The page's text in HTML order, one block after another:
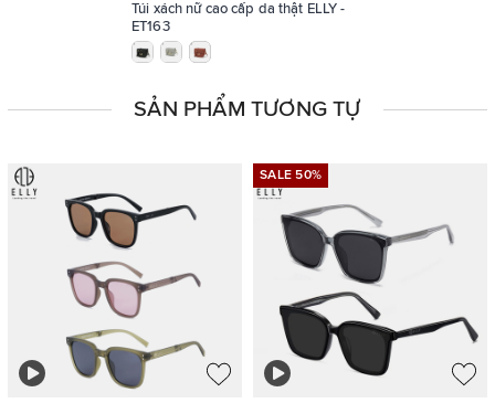
Túi xách nữ cao cấp da thật ELLY -
ET163
SẢN PHẨM TƯƠNG TỰ
SALE 50%